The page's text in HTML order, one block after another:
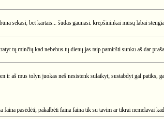
sekasi, bet kartais... šūdas gaunasi. krepšininkai mūsų labai
tų minčių kad nebebus tų dienų jas taip pamiršti sunku aš dar
ir aš mus tolyn juokas neš nesistenk sulaikyt, sustabdyt gal patiks,
pasėdėti, pakalbėti faina faina tik su tavim ar tikrai nemelavai